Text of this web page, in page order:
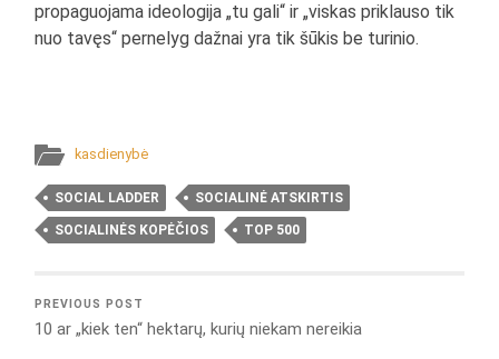
propaguojama ideologija „tu gali“ ir „viskas priklauso tik
nuo tavęs“ pernelyg dažnai yra tik šūkis be turinio.
kasdienybė
SOCIAL LADDER SOCIALINĖ ATSKIRTIS
SOCIALINĖS KOPĖČIOS TOP 500
PREVIOUS POST
10 ar „kiek ten“ hektarų, kurių niekam nereikia